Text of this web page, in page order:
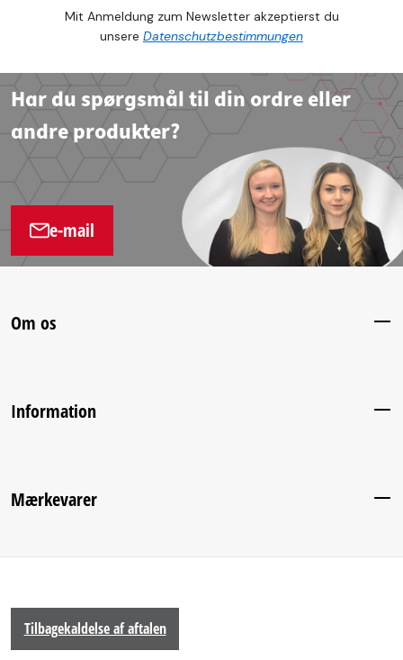
Mit Anmeldung zum Newsletter akzeptierst du
unsere Datenschutzbestimmungen
Har du spørgsmål til din ordre eller
andre produkter?
e-mail
Om os
Information
Mærkevarer
Tilbagekaldelse af aftalen